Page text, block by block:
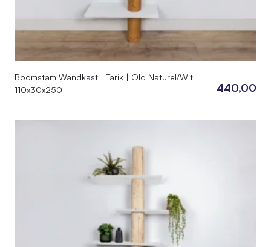
Boomstam Wandkast | Tarik | Old Naturel/Wit |
110x30x250
440,00